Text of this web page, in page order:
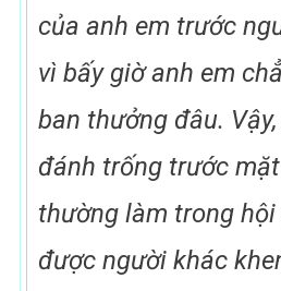
của anh em trước
vì bấy giờ anh em
ban thưởng đâu.
đánh trống trước
thường làm trong
được người khác